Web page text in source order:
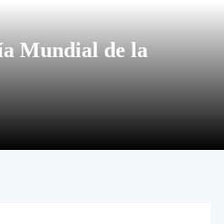
Mundial de la